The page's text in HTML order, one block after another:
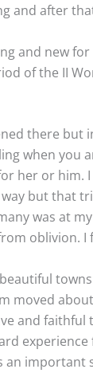
and after
and new
of the II
there
when
her or
but that
was at
oblivion.
moved
and